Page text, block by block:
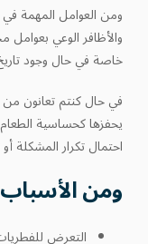
ومن العوامل المهمة
والأظافر الوعي بعوامل
خاصة في حال وجود
في حال كنتم تعانون
يحفزها كحساسية
احتمال تكرار المشكلة
ومن
التعرض